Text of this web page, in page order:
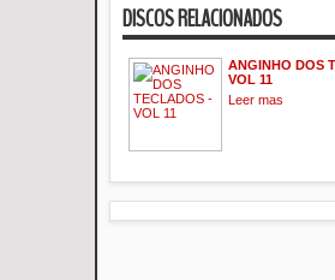
DISCOS RELACIONADOS
ANGINHO DOS
VOL 11
Leer mas